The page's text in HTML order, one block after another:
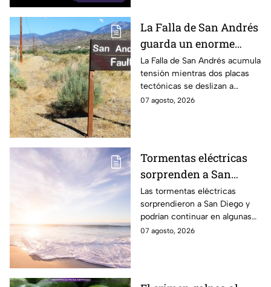
La Falla de San Andrés
guarda un enorme
peligro: estos datos
explican el temor
científico
La Falla de San Andrés acumula
tensión mientras dos placas
tectónicas se deslizan a
centímetros por año. Estos
07 agosto, 2026
Tormentas eléctricas
sorprenden a San
Diego; autoridades
advierten que
continuarán durante el
fin de semana
Las tormentas eléctricas
sorprendieron a San Diego y
podrían continuar en algunas
zonas durante el fin de
07 agosto, 2026